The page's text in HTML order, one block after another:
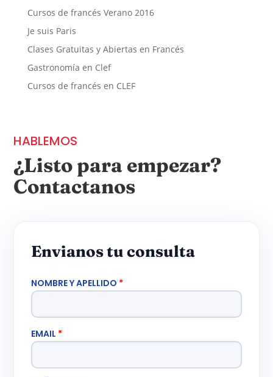
Cursos de francés Verano 2016
Je suis Paris
Clases Gratuitas y Abiertas en Francés
Gastronomía en Clef
Cursos de francés en CLEF
HABLEMOS
¿Listo para empezar?
Contactanos
Envianos tu consulta
NOMBRE Y APELLIDO *
EMAIL *